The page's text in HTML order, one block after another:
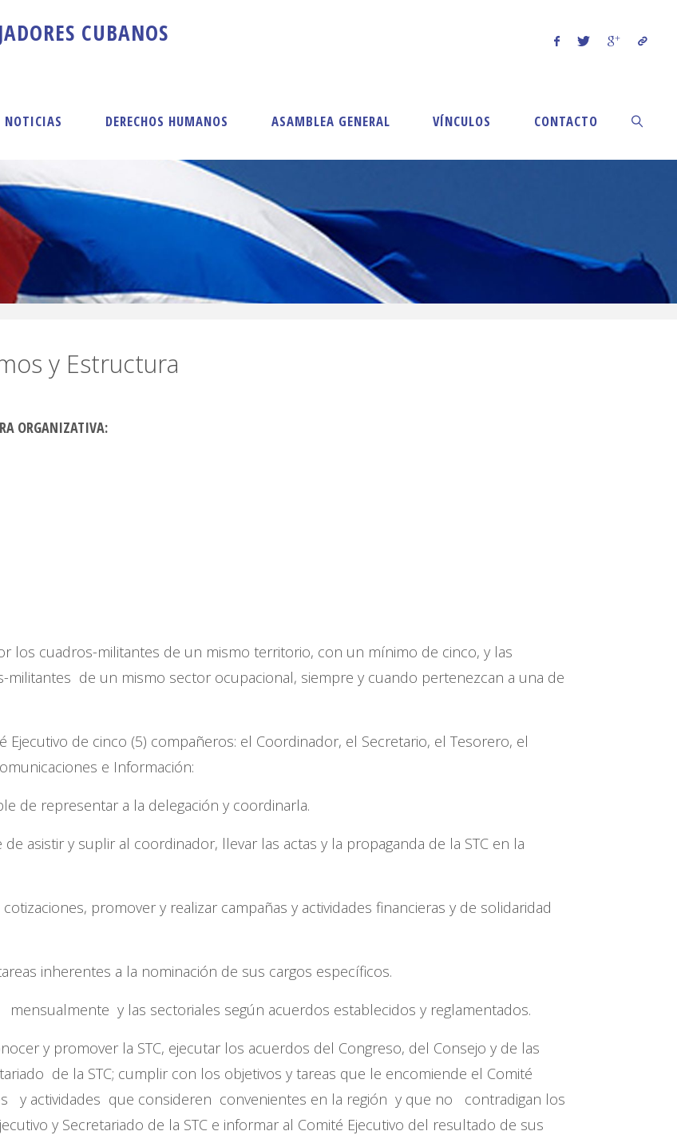
JADORES CUBANOS
NOTICIAS DERECHOS HUMANOS ASAMBLEA GENERAL VÍNCULOS CONTACTO
y Estructura
ORGANIZATIVA:
los cuadros-militantes de un mismo territorio, con un mínimo de cinco, y las
de un mismo sector ocupacional, siempre y cuando pertenezcan a una de
Ejecutivo de cinco (5) compañeros: el Coordinador, el Secretario, el Tesorero, el
e Información:
de representar a la delegación y coordinarla.
asistir y suplir al coordinador, llevar las actas y la propaganda de la STC en la
promover y realizar campañas y actividades financieras y de solidaridad
inherentes a la nominación de sus cargos específicos.
y las sectoriales según acuerdos establecidos y reglamentados.
y promover la STC, ejecutar los acuerdos del Congreso, del Consejo y de las
de la STC; cumplir con los objetivos y tareas que le encomiende el Comité
y actividades que consideren convenientes en la región y que no contradigan los
y Secretariado de la STC e informar al Comité Ejecutivo del resultado de sus